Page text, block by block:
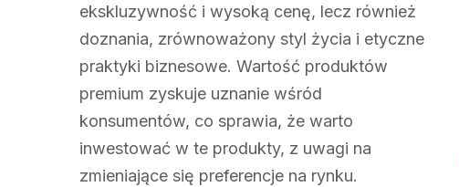
ekskluzywność i wysoką cenę, lecz również
doznania, zrównoważony styl życia i etyczne
praktyki biznesowe. Wartość produktów
premium zyskuje uznanie wśród
konsumentów, co sprawia, że warto
inwestować w te produkty, z uwagi na
zmieniające się preferencje na rynku.